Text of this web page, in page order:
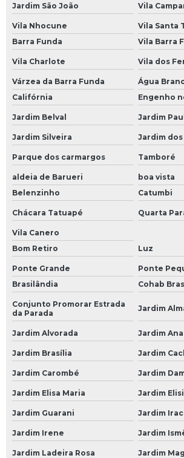
Bateria Moura de 60 Amperes
Bateria Moura Estacionária
Bateria Moura Moto
Bateria para Carro Moura
Baterias para Caminhão
Bateria 150 Amperes para Caminhão
Bateria Caminhão
Bateria de 150 Amperes para Caminhão
Bateria de Caminhão 150 Amperes
Bateria de Caminhão 180 Amperes
Bateria de Caminhão Moura
Bateria Moura de Caminhão
Bateria para Caminhão
Bateria para Caminhão 150 Amperes
Empresa de Bateria 150 Amperes para Caminhão
Empresa de Bateria de Caminhão 150 Amperes
Empresa de Bateria de Caminhão 180 Amperes
Empresa de Bateria de Caminhão Moura
Empresa de Bateria Moura de Caminhão
Jardim São João Vila
Vila Nhocune
Vila Santa
Barra Funda
Vila Barra
Vila Charlote Vila dos
Várzea da Barra Funda
Água
Califórnia
Engenho
Jardim Belval Jardim
Jardim Silveira Jardim
Parque dos carmargos Tamboré
aldeia de Barueri
boa vista
Belenzinho
Catumbi
Chácara Tatuapé Quarta
Vila Canero
Bom Retiro
Luz
Ponte Grande
Ponte
Brasilândia
Cohab
Conjunto Promorar Estrada
da Parada
Jardim
Jardim Alvorada Jardim
Jardim Brasília Jardim
Jardim Carombé Jardim
Jardim Elisa Maria Jardim
Jardim Guarani Jardim
Jardim Irene Jardim
Jardim Ladeira Rosa Jardim